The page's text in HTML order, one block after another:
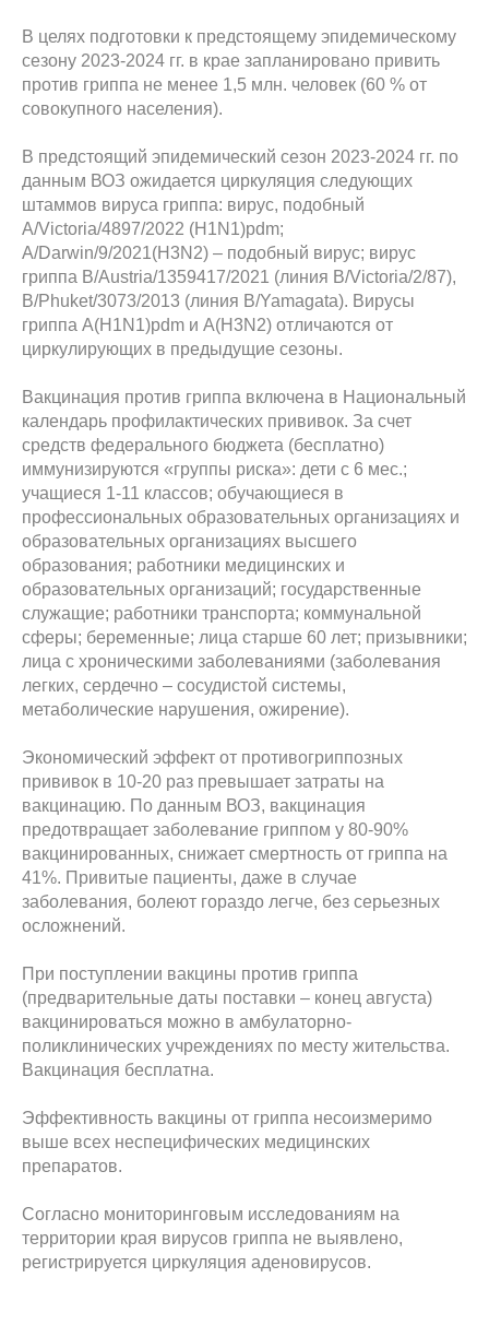
В целях подготовки к предстоящему эпидемическому
сезону 2023-2024 гг. в крае запланировано привить
против гриппа не менее 1,5 млн. человек (60 % от
совокупного населения).
В предстоящий эпидемический сезон 2023-2024 гг. по
данным ВОЗ ожидается циркуляция следующих
штаммов вируса гриппа: вирус, подобный
А/Victoria/4897/2022 (H1N1)pdm;
A/Darwin/9/2021(H3N2) – подобный вирус; вирус
гриппа В/Austria/1359417/2021 (линия В/Victoria/2/87),
B/Phuket/3073/2013 (линия B/Yamagata). Вирусы
гриппа А(H1N1)pdm и А(H3N2) отличаются от
циркулирующих в предыдущие сезоны.
Вакцинация против гриппа включена в Национальный
календарь профилактических прививок. За счет
средств федерального бюджета (бесплатно)
иммунизируются «группы риска»: дети с 6 мес.;
учащиеся 1-11 классов; обучающиеся в
профессиональных образовательных организациях и
образовательных организациях высшего
образования; работники медицинских и
образовательных организаций; государственные
служащие; работники транспорта; коммунальной
сферы; беременные; лица старше 60 лет; призывники;
лица с хроническими заболеваниями (заболевания
легких, сердечно – сосудистой системы,
метаболические нарушения, ожирение).
Экономический эффект от противогриппозных
прививок в 10-20 раз превышает затраты на
вакцинацию. По данным ВОЗ, вакцинация
предотвращает заболевание гриппом у 80-90%
вакцинированных, снижает смертность от гриппа на
41%. Привитые пациенты, даже в случае
заболевания, болеют гораздо легче, без серьезных
осложнений.
При поступлении вакцины против гриппа
(предварительные даты поставки – конец августа)
вакцинироваться можно в амбулаторно-
поликлинических учреждениях по месту жительства.
Вакцинация бесплатна.
Эффективность вакцины от гриппа несоизмеримо
выше всех неспецифических медицинских
препаратов.
Согласно мониторинговым исследованиям на
территории края вирусов гриппа не выявлено,
регистрируется циркуляция аденовирусов.